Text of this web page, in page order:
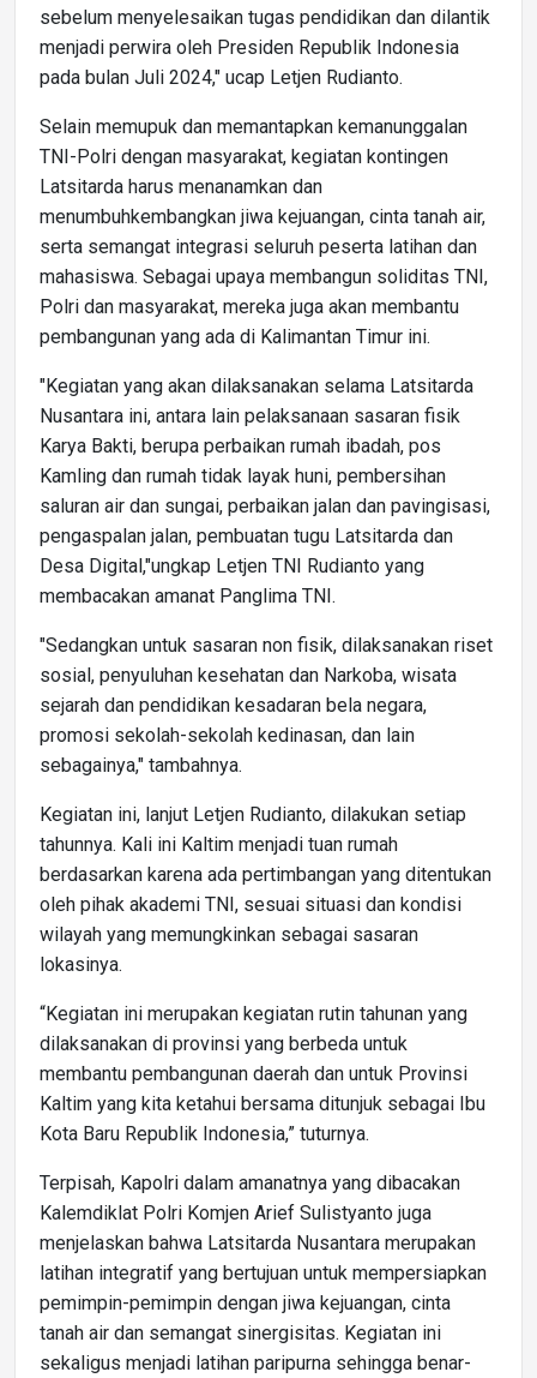
sebelum menyelesaikan tugas pendidikan dan dilantik
menjadi perwira oleh Presiden Republik Indonesia
pada bulan Juli 2024," ucap Letjen Rudianto.
Selain memupuk dan memantapkan kemanunggalan
TNI-Polri dengan masyarakat, kegiatan kontingen
Latsitarda harus menanamkan dan
menumbuhkembangkan jiwa kejuangan, cinta tanah air,
serta semangat integrasi seluruh peserta latihan dan
mahasiswa. Sebagai upaya membangun soliditas TNI,
Polri dan masyarakat, mereka juga akan membantu
pembangunan yang ada di Kalimantan Timur ini.
"Kegiatan yang akan dilaksanakan selama Latsitarda
Nusantara ini, antara lain pelaksanaan sasaran fisik
Karya Bakti, berupa perbaikan rumah ibadah, pos
Kamling dan rumah tidak layak huni, pembersihan
saluran air dan sungai, perbaikan jalan dan pavingisasi,
pengaspalan jalan, pembuatan tugu Latsitarda dan
Desa Digital,"ungkap Letjen TNI Rudianto yang
membacakan amanat Panglima TNI.
"Sedangkan untuk sasaran non fisik, dilaksanakan riset
sosial, penyuluhan kesehatan dan Narkoba, wisata
sejarah dan pendidikan kesadaran bela negara,
promosi sekolah-sekolah kedinasan, dan lain
sebagainya," tambahnya.
Kegiatan ini, lanjut Letjen Rudianto, dilakukan setiap
tahunnya. Kali ini Kaltim menjadi tuan rumah
berdasarkan karena ada pertimbangan yang ditentukan
oleh pihak akademi TNI, sesuai situasi dan kondisi
wilayah yang memungkinkan sebagai sasaran
lokasinya.
“Kegiatan ini merupakan kegiatan rutin tahunan yang
dilaksanakan di provinsi yang berbeda untuk
membantu pembangunan daerah dan untuk Provinsi
Kaltim yang kita ketahui bersama ditunjuk sebagai Ibu
Kota Baru Republik Indonesia,” tuturnya.
Terpisah, Kapolri dalam amanatnya yang dibacakan
Kalemdiklat Polri Komjen Arief Sulistyanto juga
menjelaskan bahwa Latsitarda Nusantara merupakan
latihan integratif yang bertujuan untuk mempersiapkan
pemimpin-pemimpin dengan jiwa kejuangan, cinta
tanah air dan semangat sinergisitas. Kegiatan ini
sekaligus menjadi latihan paripurna sehingga benar-